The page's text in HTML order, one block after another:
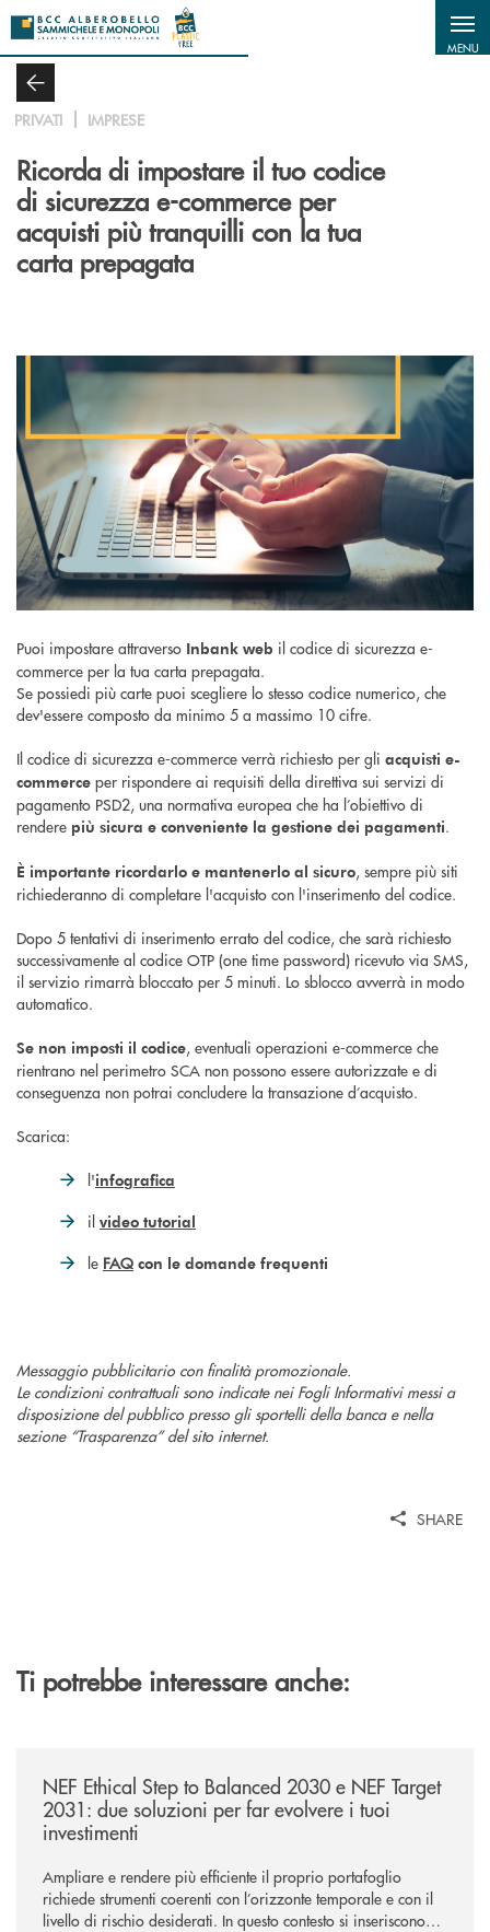
Salta al contenuto principale
MENU
PRIVATI IMPRESE
Ricorda di impostare il tuo codice
di sicurezza e-commerce per
acquisti più tranquilli con la tua
carta prepagata
Puoi impostare attraverso Inbank web il codice di sicurezza e-
commerce per la tua carta prepagata.
Se possiedi più carte puoi scegliere lo stesso codice numerico, che
dev'essere composto da minimo 5 a massimo 10 cifre.
Il codice di sicurezza e-commerce verrà richiesto per gli acquisti e-
commerce per rispondere ai requisiti della direttiva sui servizi di
pagamento PSD2, una normativa europea che ha l’obiettivo di
rendere più sicura e conveniente la gestione dei pagamenti.
È importante ricordarlo e mantenerlo al sicuro, sempre più siti
richiederanno di completare l'acquisto con l'inserimento del codice.
Dopo 5 tentativi di inserimento errato del codice, che sarà richiesto
successivamente al codice OTP (one time password) ricevuto via SMS,
il servizio rimarrà bloccato per 5 minuti. Lo sblocco avverrà in modo
automatico.
Se non imposti il codice, eventuali operazioni e-commerce che
rientrano nel perimetro SCA non possono essere autorizzate e di
conseguenza non potrai concludere la transazione d’acquisto.
Scarica:
l'infografica
il video tutorial
le FAQ con le domande frequenti
Messaggio pubblicitario con finalità promozionale.
Le condizioni contrattuali sono indicate nei Fogli Informativi messi a
disposizione del pubblico presso gli sportelli della banca e nella
sezione “Trasparenza” del sito internet.
SHARE
Ti potrebbe interessare anche:
NEF Ethical Step to Balanced 2030 e NEF Target
2031: due soluzioni per far evolvere i tuoi
investimenti
Ampliare e rendere più efficiente il proprio portafoglio
richiede strumenti coerenti con l’orizzonte temporale e con il
livello di rischio desiderati. In questo contesto si inseriscono